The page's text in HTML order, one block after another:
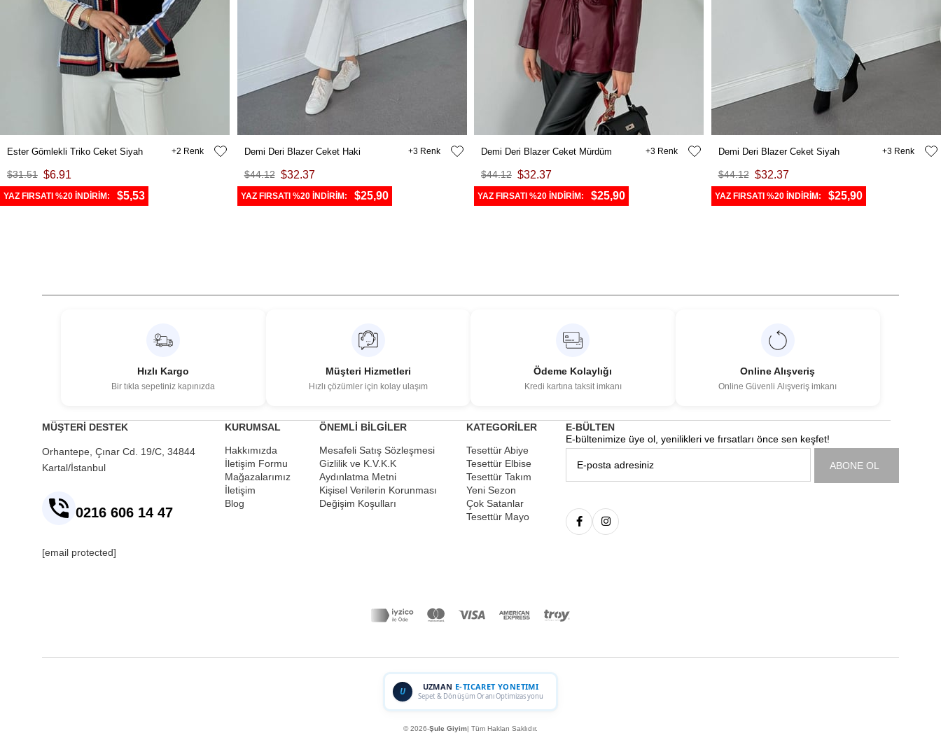
Ester Gömlekli Triko Ceket Siyah
$6.91
$31.51
2
YAZ FIRSATI %20 İNDİRİM: $5,53
Demi Deri Blazer Ceket Haki
$32.37
$44.12
3
YAZ FIRSATI %20 İNDİRİM: $25,90
Demi Deri Blazer Ceket Mürdüm
$32.37
$44.12
3
YAZ FIRSATI %20 İNDİRİM: $25,90
Demi Deri Blazer Ceket Siyah
$32.37
$44.12
3
YAZ FIRSATI %20 İNDİRİM: $25,90
Hızlı Kargo
Bir tıkla sepetiniz kapınızda
Müşteri Hizmetleri
Hızlı çözümler için kolay ulaşım
Ödeme Kolaylığı
Kredi kartına taksit imkanı
Online Alışveriş
Online Güvenli Alışveriş imkanı
MÜŞTERİ DESTEK
Orhantepe, Çınar Cd. 19/C, 34844
Kartal/İstanbul
0216 606 14 47
[email protected]
KURUMSAL
Hakkımızda
İletişim Formu
Mağazalarımız
İletişim
Blog
ÖNEMLİ BİLGİLER
Mesafeli Satış Sözleşmesi
Gizlilik ve K.V.K.K
Aydınlatma Metni
Kişisel Verilerin Korunması
Değişim Koşulları
KATEGORİLER
Tesettür Abiye
Tesettür Elbise
Tesettür Takım
Yeni Sezon
Çok Satanlar
Tesettür Mayo
E-BÜLTEN
E-bültenimize üye ol, yenilikleri ve fırsatları önce sen keşfet!
ABONE OL
U UZMAN E-TICARET YONETIMI
Sepet & Dönüşüm Oranı Optimizasyonu
© 2026-Şule Giyim| Tüm Hakları Saklıdır.